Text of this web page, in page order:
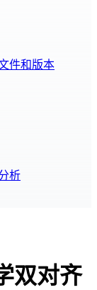
件和版本
析
双对齐